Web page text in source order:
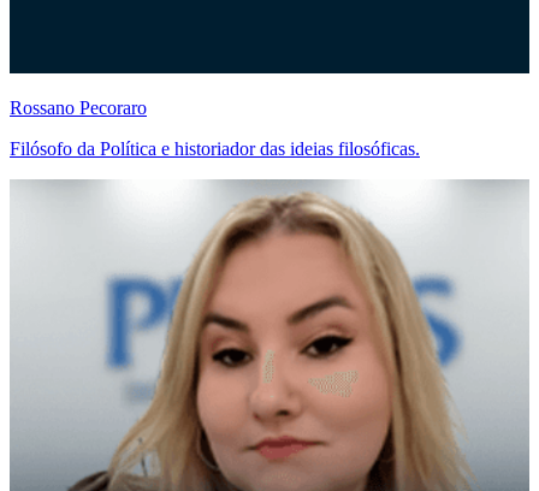
Rossano Pecoraro
Filósofo da Política e historiador das ideias filosóficas.